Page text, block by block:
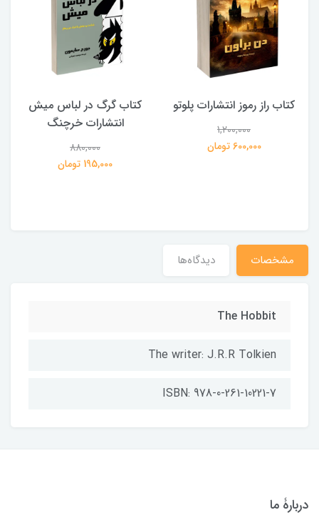
کتاب راز رموز انتشارات پلوتو
1,200,000
600,000 تومان
کتاب گرگ در لباس میش
انتشارات خرچنگ
880,000
195,000 تومان
مشخصات دیدگاه‌ها
The Hobbit
The writer: J.R.R Tolkien
ISBN: 978-0-261-10221-7
دربارۀ ما